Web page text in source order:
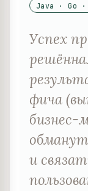
Java · Go
Успех
фича
бизнес-
и